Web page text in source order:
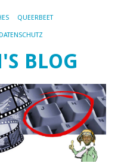
QUEERBEET
BLOG